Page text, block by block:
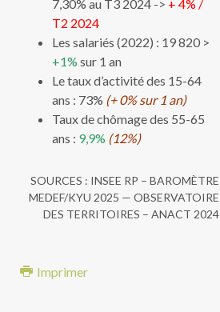
7,30% au T3 2024 -> + 4% /
T2 2024
Les salariés (2022) : 19 820 >
+1% sur 1 an
Le taux d’activité des 15-64
ans : 73% (+ 0% sur 1 an)
Taux de chômage des 55-65
ans : 9,9% (12%)
SOURCES : INSEE RP – BAROMÈTRE
MEDEF/KYU 2025 — OBSERVATOIRE
DES TERRITOIRES – ANACT 2024
Imprimer